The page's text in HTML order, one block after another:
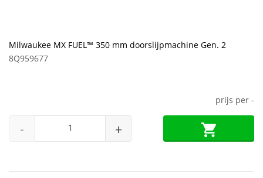
Milwaukee MX FUEL™ 350 mm doorslijpmachine Gen. 2
8Q959677
prijs per -
- +